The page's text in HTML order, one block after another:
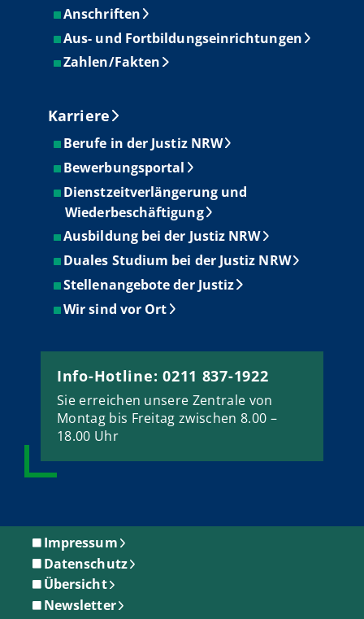
Anschriften
Aus- und Fortbildungseinrichtungen
Zahlen/Fakten
Karriere
Berufe in der Justiz NRW
Bewerbungsportal
Dienstzeitverlängerung und
Wiederbeschäftigung
Ausbildung bei der Justiz NRW
Duales Studium bei der Justiz NRW
Stellenangebote der Justiz
Wir sind vor Ort
Info-Hotline: 0211 837-1922
Sie erreichen unsere Zentrale von
Montag bis Freitag zwischen 8.00 –
18.00 Uhr
Impressum
Datenschutz
Übersicht
Newsletter